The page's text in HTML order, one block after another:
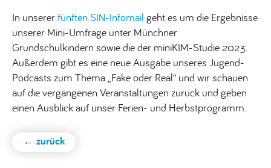
In unsererfünften SIN-Infomail geht es um die Ergebnisse
unserer Mini-Umfrage unter Münchner
Grundschulkindern sowie die der miniKIM-Studie 2023.
Außerdem gibt es eine neue Ausgabe unseres Jugend-
Podcasts zum Thema „Fake oder Real“ und wir schauen
auf die vergangenen Veranstaltungen zurück und geben
einen Ausblick auf unser Ferien- und Herbstprogramm.
← zurück